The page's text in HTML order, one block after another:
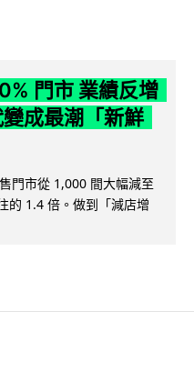
門市 業績反增
成最潮「新鮮
門市從 1,000 間大幅減至
的 1.4 倍。做到「減店增